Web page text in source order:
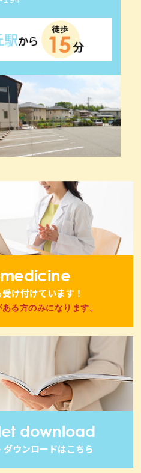
け付けています！
る方のみになります。
download
ダウンロードはこちら